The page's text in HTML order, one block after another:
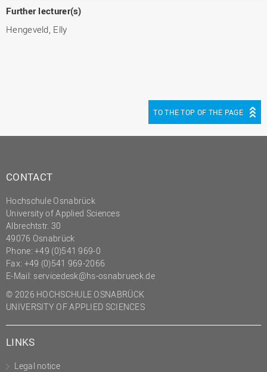
Further lecturer(s)
Hengeveld, Elly
TO THE TOP OF THE PAGE
CONTACT
Hochschule Osnabrück
University of Applied Sciences
Albrechtstr. 30
49076 Osnabrück
Phone: +49 (0)541 969-0
Fax: +49 (0)541 969-2066
E-Mail: servicedesk@hs-osnabrueck.de
© 2026 HOCHSCHULE OSNABRÜCK
UNIVERSITY OF APPLIED SCIENCES
LINKS
Legal notice